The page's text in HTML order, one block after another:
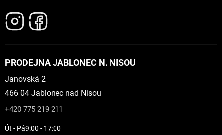
PRODEJNA JABLONEC N. NISOU
Janovská 2
466 04 Jablonec nad Nisou
+420 775 219 211
Út - Pá9:00 - 17:00